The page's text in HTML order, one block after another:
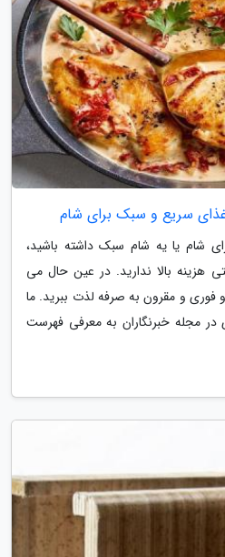
شام یا یه شام سبک داشته باشید،
هزینه بالا ندارید. در عین حال می
فوری و مقرون به صرفه لذت ببرید. ما
در مجله خبرنگاران به معرفی فهرست